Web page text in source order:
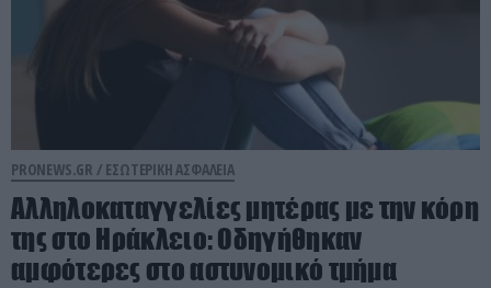
PRONEWS.GR / ΕΣΩΤΕΡΙΚΗ ΑΣΦΑΛΕΙΑ
Αλληλοκαταγγελίες μητέρας με την κόρη
της στο Ηράκλειο: Οδηγήθηκαν
αμφότερες στο αστυνομικό τμήμα